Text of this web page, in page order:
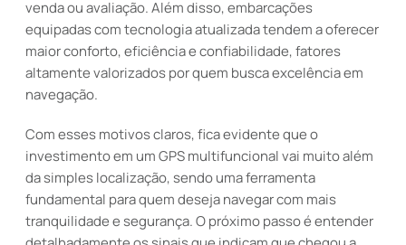
venda ou avaliação. Além disso, embarcações
equipadas com tecnologia atualizada tendem a oferecer
maior conforto, eficiência e confiabilidade, fatores
altamente valorizados por quem busca excelência em
navegação.
Com esses motivos claros, fica evidente que o
investimento em um GPS multifuncional vai muito além
da simples localização, sendo uma ferramenta
fundamental para quem deseja navegar com mais
tranquilidade e segurança. O próximo passo é entender